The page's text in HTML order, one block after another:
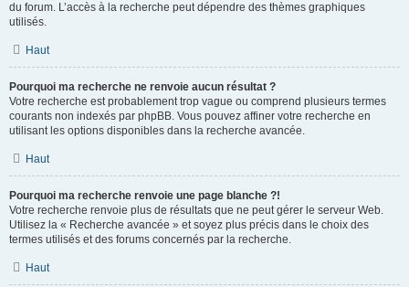
du forum. L’accès à la recherche peut dépendre des thèmes graphiques
utilisés.
Haut
Pourquoi ma recherche ne renvoie aucun résultat ?
Votre recherche est probablement trop vague ou comprend plusieurs termes
courants non indexés par phpBB. Vous pouvez affiner votre recherche en
utilisant les options disponibles dans la recherche avancée.
Haut
Pourquoi ma recherche renvoie une page blanche ?!
Votre recherche renvoie plus de résultats que ne peut gérer le serveur Web.
Utilisez la « Recherche avancée » et soyez plus précis dans le choix des
termes utilisés et des forums concernés par la recherche.
Haut